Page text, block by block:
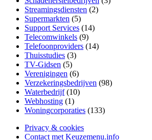
Streamingsdiensten (2)
Supermarkten (5)
Support Services (14)
Telecomwinkels (9)
Telefoonproviders (14)
Thuisstudies (3)
TV-Gidsen (5)
Verenigingen (6)
Verzekeringsbedrijven (98)
Waterbedrijf(10)
Webhosting (1)
Woningcorporaties (133)
Privacy & cookies
Contact met Keuzemenu.info